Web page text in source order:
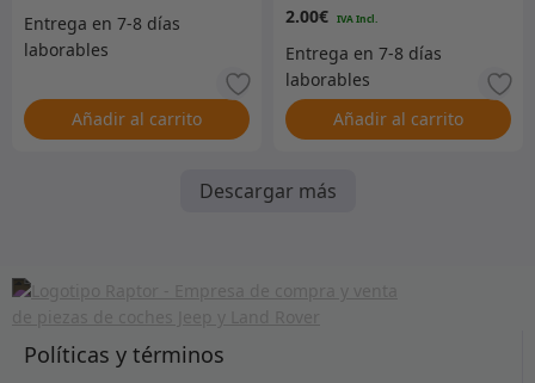
Añadir al carrito
2.00€
Añadir al carrito
Descargar más
Políticas y términos